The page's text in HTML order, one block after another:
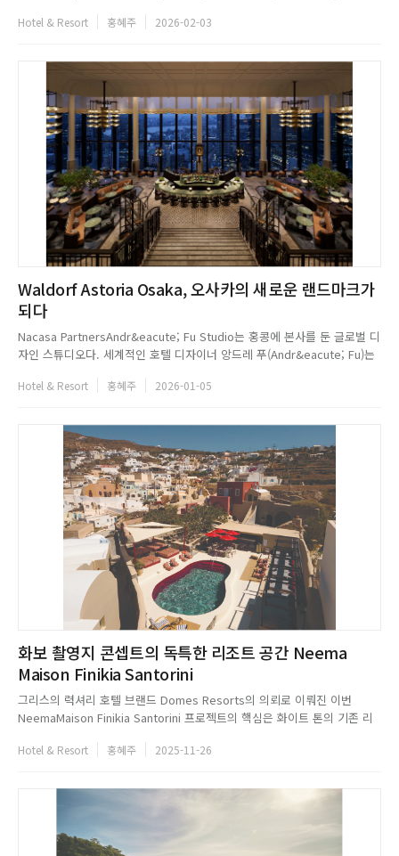
environment. Upon ...
Hotel & Resort 홍혜주 2026-02-03
Waldorf Astoria Osaka, 오사카의 새로운 랜드마크가
되다
Nacasa PartnersAndr&eacute; Fu Studio는 홍콩에 본사를 둔 글로벌 디
자인 스튜디오다. 세계적인 호텔 디자이너 앙드레 푸(Andr&eacute; Fu)는
디자인을 펼쳐왔다. 주요 프로젝트로는 Villa La Coste, Upper House
Hotel & Resort 홍혜주 2026-01-05
화보 촬영지 콘셉트의 독특한 리조트 공간 Neema
Maison Finikia Santorini
그리스의 력셔리 호텔 브랜드 Domes Resorts의 의뢰로 이뤄진 이번
NeemaMaison Finikia Santorini 프로젝트의 핵심은 화이트 톤의 기존 리
연, 그리고 예기치 않은 순간이 만드는 대담한 대화라는 디자인 내러티브를
Hotel & Resort 홍혜주 2025-11-26